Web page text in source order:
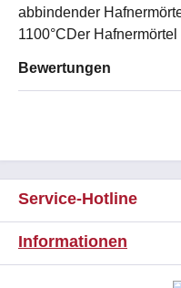
abbindender
1100°CDer
Bewertungen
Service-Hotline
Informationen